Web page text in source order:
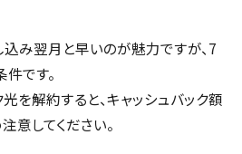
み翌月と早いのが魅力ですが、7
です。
を解約すると、キャッシュバック額
意してください。